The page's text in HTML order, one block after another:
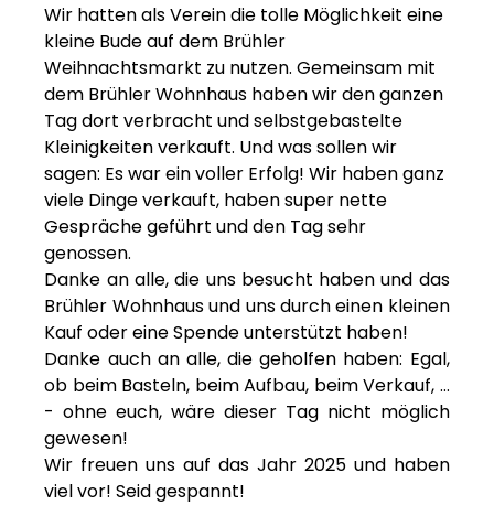
Wir hatten als Verein die tolle Möglichkeit eine
kleine Bude auf dem Brühler
Weihnachtsmarkt zu nutzen. Gemeinsam mit
dem Brühler Wohnhaus haben wir den ganzen
Tag dort verbracht und selbstgebastelte
Kleinigkeiten verkauft. Und was sollen wir
sagen: Es war ein voller Erfolg! Wir haben ganz
viele Dinge verkauft, haben super nette
Gespräche geführt und den Tag sehr
genossen.
Danke an alle, die uns besucht haben und das
Brühler Wohnhaus und uns durch einen kleinen
Kauf oder eine Spende unterstützt haben!
Danke auch an alle, die geholfen haben: Egal,
ob beim Basteln, beim Aufbau, beim Verkauf, …
- ohne euch, wäre dieser Tag nicht möglich
gewesen!
Wir freuen uns auf das Jahr 2025 und haben
viel vor! Seid gespannt!